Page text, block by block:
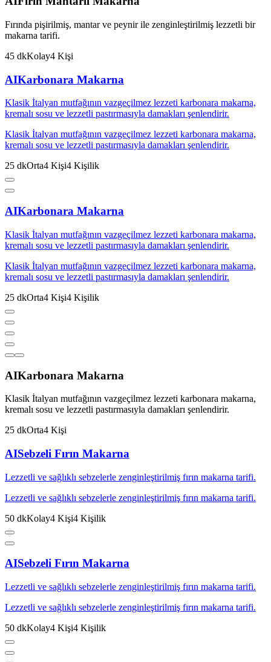
Fırında pişirilmiş, mantar ve peynir ile zenginleştirilmiş lezzetli bir
makarna tarifi.
45 dkKolay4 Kişi
AIKarbonara Makarna
Klasik İtalyan mutfağının vazgeçilmez lezzeti karbonara makarna,
kremalı sosu ve lezzetli pastırmasıyla damakları şenlendirir.
Klasik İtalyan mutfağının vazgeçilmez lezzeti karbonara makarna,
kremalı sosu ve lezzetli pastırmasıyla damakları şenlendirir.
25 dkOrta4 Kişi4 Kişilik
AIKarbonara Makarna
Klasik İtalyan mutfağının vazgeçilmez lezzeti karbonara makarna,
kremalı sosu ve lezzetli pastırmasıyla damakları şenlendirir.
Klasik İtalyan mutfağının vazgeçilmez lezzeti karbonara makarna,
kremalı sosu ve lezzetli pastırmasıyla damakları şenlendirir.
25 dkOrta4 Kişi4 Kişilik
AIKarbonara Makarna
Klasik İtalyan mutfağının vazgeçilmez lezzeti karbonara makarna,
kremalı sosu ve lezzetli pastırmasıyla damakları şenlendirir.
25 dkOrta4 Kişi
AISebzeli Fırın Makarna
Lezzetli ve sağlıklı sebzelerle zenginleştirilmiş fırın makarna tarifi.
Lezzetli ve sağlıklı sebzelerle zenginleştirilmiş fırın makarna tarifi.
50 dkKolay4 Kişi4 Kişilik
AISebzeli Fırın Makarna
Lezzetli ve sağlıklı sebzelerle zenginleştirilmiş fırın makarna tarifi.
Lezzetli ve sağlıklı sebzelerle zenginleştirilmiş fırın makarna tarifi.
50 dkKolay4 Kişi4 Kişilik